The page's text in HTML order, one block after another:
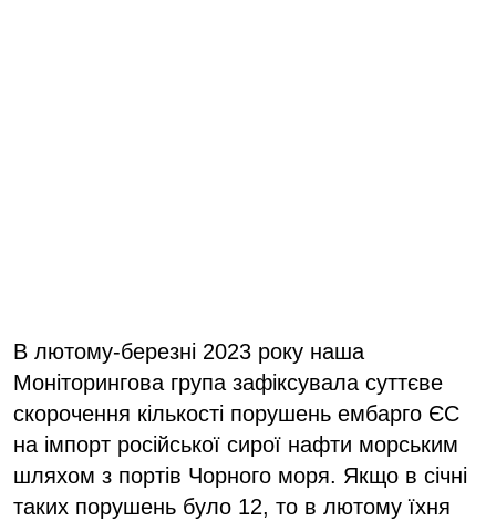
В лютому-березні 2023 року наша
Моніторингова група зафіксувала суттєве
скорочення кількості порушень ембарго ЄС
на імпорт російської сирої нафти морським
шляхом з портів Чорного моря. Якщо в січні
таких порушень було 12, то в лютому їхня